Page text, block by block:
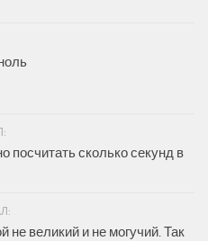
посчитать сколько секунд в
не великий и не могучий. Так